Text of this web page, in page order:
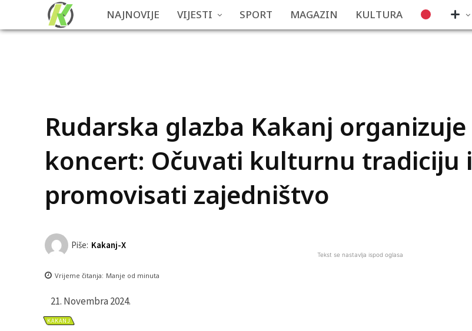
NAJNOVIJE VIJESTI SPORT MAGAZIN KULTURA
Rudarska glazba Kakanj organizuje
koncert: Očuvati kulturnu tradiciju i
promovisati zajedništvo
Piše: Kakanj-X
Vrijeme čitanja: Manje od minuta
21. Novembra 2024.
KAKANJ
Tekst se nastavlja ispod oglasa